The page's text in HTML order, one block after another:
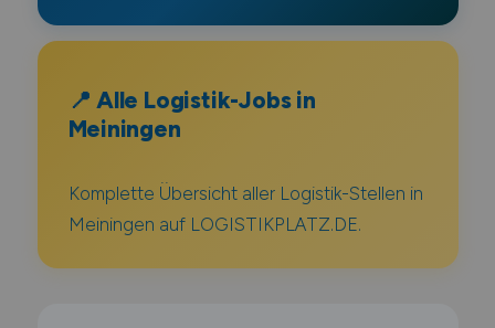
📍 Alle Logistik-Jobs in
Meiningen
Komplette Übersicht aller Logistik-Stellen in
Meiningen auf LOGISTIKPLATZ.DE.